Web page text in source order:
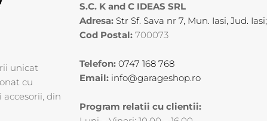
unicat
cu
din
S.C. K and C IDEAS SRL
Adresa: Str Sf. Sava nr 7, Mun. Iasi, Jud. Iasi;
Cod Postal: 700073
Telefon: 0747 168 768
Email: info@garageshop.ro
Program relatii cu clientii: